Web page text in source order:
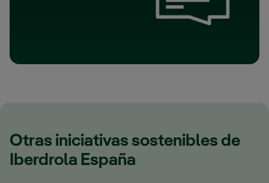
Otras iniciativas sostenibles de
Iberdrola España